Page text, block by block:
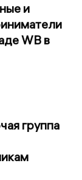
и
WB в
группа